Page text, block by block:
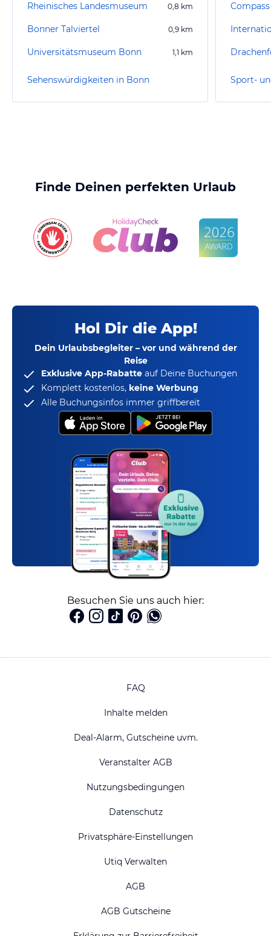
Rheinisches Landesmuseum 0,8 km
Bonner Talviertel 0,9 km
Universitätsmuseum Bonn 1,1 km
Sehenswürdigkeiten in Bonn Sport-
Finde Deinen perfekten Urlaub
Hol Dir die App!
Dein Urlaubsbegleiter – vor und während der
Reise
Exklusive App-Rabatte auf Deine Buchungen
Komplett kostenlos, keine Werbung
Alle Buchungsinfos immer griffbereit
Besuchen Sie uns auch hier:
FAQ
Inhalte melden
Deal-Alarm, Gutscheine uvm.
Veranstalter AGB
Nutzungsbedingungen
Datenschutz
Privatsphäre-Einstellungen
Utiq Verwalten
AGB
AGB Gutscheine